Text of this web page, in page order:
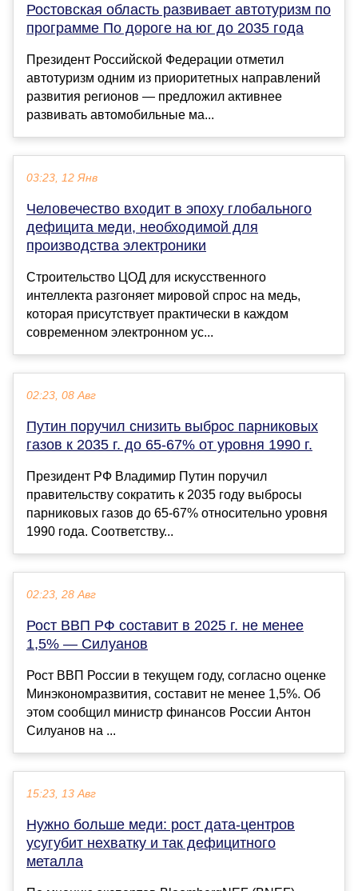
Ростовская область развивает автотуризм по
программе По дороге на юг до 2035 года
Президент Российской Федерации отметил
автотуризм одним из приоритетных направлений
развития регионов — предложил активнее
развивать автомобильные ма...
03:23, 12 Янв
Человечество входит в эпоху глобального
дефицита меди, необходимой для
производства электроники
Строительство ЦОД для искусственного
интеллекта разгоняет мировой спрос на медь,
которая присутствует практически в каждом
современном электронном ус...
02:23, 08 Авг
Путин поручил снизить выброс парниковых
газов к 2035 г. до 65-67% от уровня 1990 г.
Президент РФ Владимир Путин поручил
правительству сократить к 2035 году выбросы
парниковых газов до 65-67% относительно уровня
1990 года. Соответству...
02:23, 28 Авг
Рост ВВП РФ составит в 2025 г. не менее
1,5% — Силуанов
Рост ВВП России в текущем году, согласно оценке
Минэкономразвития, составит не менее 1,5%. Об
этом сообщил министр финансов России Антон
Силуанов на ...
15:23, 13 Авг
Нужно больше меди: рост дата-центров
усугубит нехватку и так дефицитного
металла